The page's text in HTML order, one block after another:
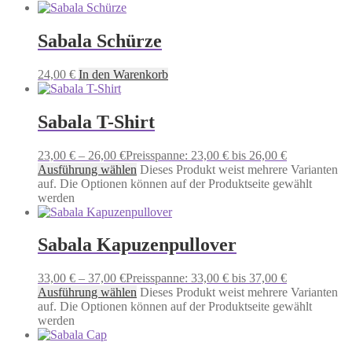
Sabala Schürze
24,00 € In den Warenkorb
Sabala T-Shirt
23,00 € – 26,00 €Preisspanne: 23,00 € bis 26,00 €
Ausführung wählen Dieses Produkt weist mehrere Varianten
auf. Die Optionen können auf der Produktseite gewählt
werden
Sabala Kapuzenpullover
33,00 € – 37,00 €Preisspanne: 33,00 € bis 37,00 €
Ausführung wählen Dieses Produkt weist mehrere Varianten
auf. Die Optionen können auf der Produktseite gewählt
werden